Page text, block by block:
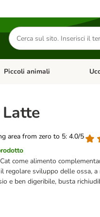
Cerca
prodotti
Apri Menu Categoria: Diete e
Piccoli animali Apri
area from zero to 5: 4.0/5
come alimento
regolare sviluppo delle ossa,
e ben digeribile, busta